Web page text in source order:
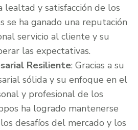
lealtad y satisfacción de los
se ha ganado una reputación
servicio al cliente y su
las expectativas.
Resiliente: Gracias a su
sólida y su enfoque en el
y profesional de los
ha logrado mantenerse
desafíos del mercado y los